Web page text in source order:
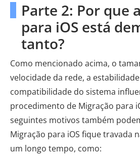
Parte 2: Por que
para iOS está
tanto?
Como mencionado acima, o
velocidade da rede, a estabilidade
compatibilidade do sistema
procedimento de Migração para
seguintes motivos também
Migração para iOS fique travada
um longo tempo, como: